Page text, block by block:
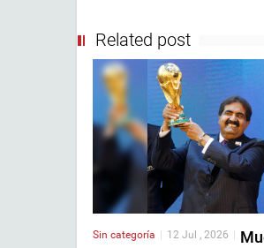
Related post
Sin categoría 12 Jul , 2026